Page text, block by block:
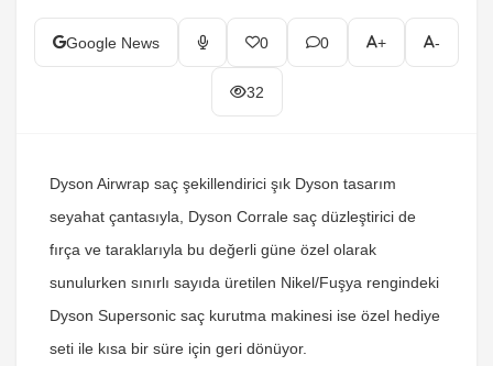
Google News 0 0 + -
32
Dyson Airwrap saç şekillendirici şık Dyson tasarım
seyahat çantasıyla, Dyson Corrale saç düzleştirici de
fırça ve taraklarıyla bu değerli güne özel olarak
sunulurken sınırlı sayıda üretilen Nikel/Fuşya rengindeki
Dyson Supersonic saç kurutma makinesi ise özel hediye
seti ile kısa bir süre için geri dönüyor.